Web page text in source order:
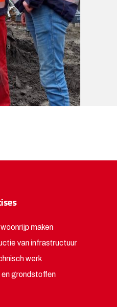
maken
van infrastructuur
werk
grondstoffen